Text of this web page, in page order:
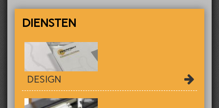
DIENSTEN
DESIGN